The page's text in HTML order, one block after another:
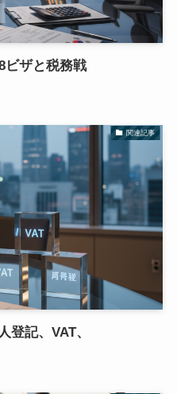
ビザと税務戦
関連記事
登記、VAT、